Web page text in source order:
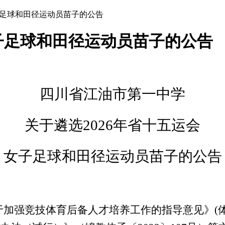
球和田径运动员苗子的公告
球和田径运动员苗子的公告
四川省江油市第一中学
关于遴选2026年省十五运会
女子足球和田径运动员苗子的公告
强竞技体育后备人才培养工作的指导意见》 (